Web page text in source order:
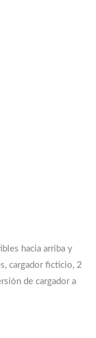
hacia arriba y
cargador ficticio, 2
de cargador a